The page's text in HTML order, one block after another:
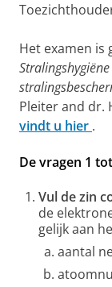
Het examen is
Pleiter and dr.
vindt u hier .
De vragen 1
Vul de zin
de
gelijk aan
aantal